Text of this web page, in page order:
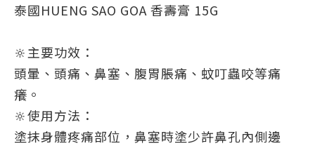
泰國HUENG SAO GOA 香壽膏 15G
🔆主要功效：
頭暈、頭痛、鼻塞、腹胃脹痛、蚊叮蟲咬等痛
癢。
🔆使用方法：
塗抹身體疼痛部位，鼻塞時塗少許鼻孔內側邊